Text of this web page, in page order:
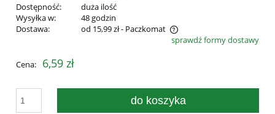
Dostępność:
duża ilość
Wysyłka w:
48 godzin
Dostawa:
od 15,99 zł- Paczkomat
Cena nie zawiera ewentualnych kosztów płatnościsprawdź formy dostawy
Cena: 6,59 zł
do koszyka